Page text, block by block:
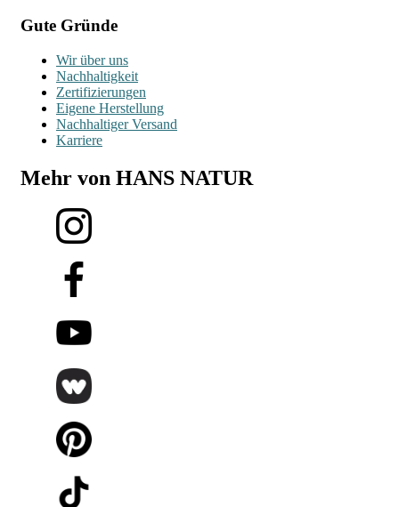
Gute Gründe
Wir über uns
Nachhaltigkeit
Zertifizierungen
Eigene Herstellung
Nachhaltiger Versand
Karriere
Mehr von HANS NATUR